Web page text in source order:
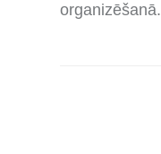
organizēšanā.